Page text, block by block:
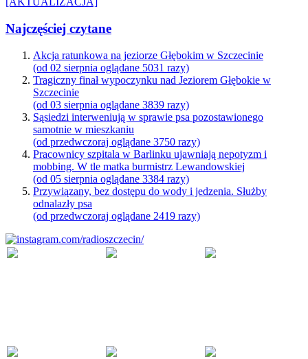
Najczęściej czytane
Akcja ratunkowa na jeziorze Głębokim w Szczecinie
(od 02 sierpnia oglądane 5031 razy)
Tragiczny finał wypoczynku nad Jeziorem Głębokie w
Szczecinie
(od 03 sierpnia oglądane 3839 razy)
Sąsiedzi interweniują w sprawie psa pozostawionego
samotnie w mieszkaniu
(od przedwczoraj oglądane 3750 razy)
Pracownicy szpitala w Barlinku ujawniają nepotyzm i
mobbing. W tle matka burmistrz Lewandowskiej
(od 05 sierpnia oglądane 3384 razy)
Przywiązany, bez dostępu do wody i jedzenia. Służby
odnalazły psa
(od przedwczoraj oglądane 2419 razy)